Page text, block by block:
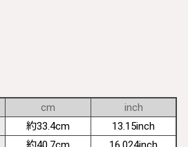
cm
inch
約33.4cm
13.15inch